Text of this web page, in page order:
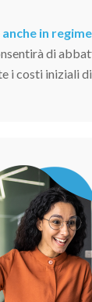
anche in
di
i costi iniziali